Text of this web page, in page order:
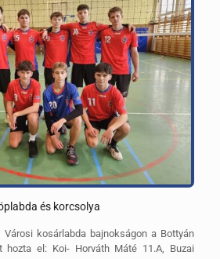
és korcsolya
kosárlabda bajnokságon a Bottyán
hozta el: Koi- Horváth Máté 11.A, Buzai